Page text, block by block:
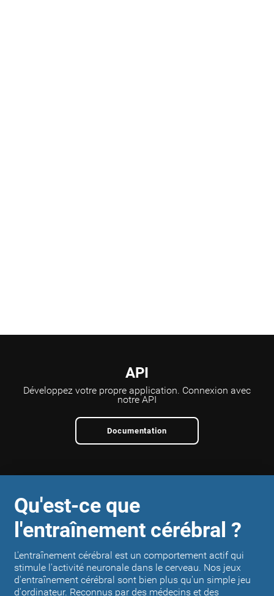
API
Développez votre propre application. Connexion avec
notre API
Documentation
Qu'est-ce que
l'entraînement cérébral ?
L'entraînement cérébral est un comportement actif qui
stimule l'activité neuronale dans le cerveau. Nos jeux
d'entraînement cérébral sont bien plus qu'un simple jeu
d'ordinateur. Reconnus par des médecins et des